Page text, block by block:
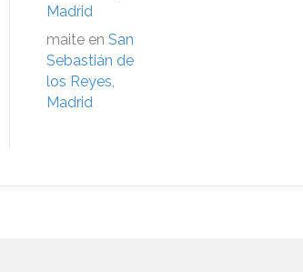
Madrid
maite en San
Sebastián de
los Reyes,
Madrid